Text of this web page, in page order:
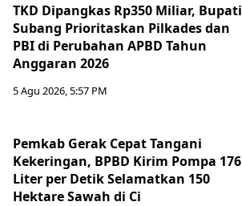
TKD Dipangkas Rp350 Miliar, Bupati
Subang Prioritaskan Pilkades dan
PBI di Perubahan APBD Tahun
Anggaran 2026
5 Agu 2026, 5:57 PM
Pemkab Gerak Cepat Tangani
Kekeringan, BPBD Kirim Pompa 176
Liter per Detik Selamatkan 150
Hektare Sawah di Ci